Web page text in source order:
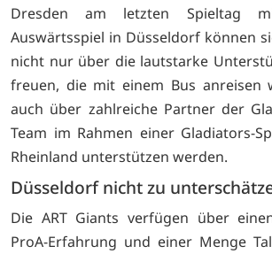
Dresden am letzten Spieltag
Auswärtsspiel in Düsseldorf können
nicht nur über die lautstarke
freuen, die mit einem Bus anreisen
auch über zahlreiche Partner der
Team im Rahmen einer Gladiators-
Rheinland unterstützen werden.
Düsseldorf nicht zu
Die ART Giants verfügen über
ProA-Erfahrung und einer Menge